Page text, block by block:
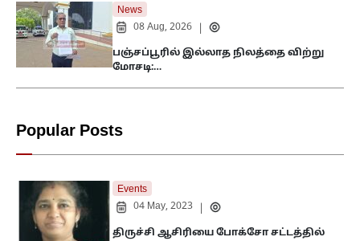
News
08 Aug, 2026
பஞ்சப்பூரில் இல்லாத நிலத்தை விற்று
மோசடி:…
Popular Posts
Events
04 May, 2023
திருச்சி ஆசிரியை போக்சோ சட்டத்தில்